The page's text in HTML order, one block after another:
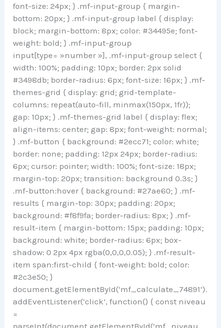
font-size: 24px; } .mf-input-group { margin-
bottom: 20px; } .mf-input-group label { display:
block; margin-bottom: 8px; color: #34495e; font-
weight: bold; } .mf-input-group
input[type= »number »], .mf-input-group select {
width: 100%; padding: 10px; border: 2px solid
#3498db; border-radius: 6px; font-size: 16px; } .mf-
themes-grid { display: grid; grid-template-
columns: repeat(auto-fill, minmax(150px, 1fr));
gap: 10px; } .mf-themes-grid label { display: flex;
align-items: center; gap: 8px; font-weight: normal;
} .mf-button { background: #2ecc71; color: white;
border: none; padding: 12px 24px; border-radius:
6px; cursor: pointer; width: 100%; font-size: 18px;
margin-top: 20px; transition: background 0.3s; }
.mf-button:hover { background: #27ae60; } .mf-
results { margin-top: 30px; padding: 20px;
background: #f8f9fa; border-radius: 8px; } .mf-
result-item { margin-bottom: 15px; padding: 10px;
background: white; border-radius: 6px; box-
shadow: 0 2px 4px rgba(0,0,0,0.05); } .mf-result-
item span:first-child { font-weight: bold; color:
#2c3e50; }
document.getElementById(‘mf_calculate_74891’).
addEventListener(‘click’, function() { const niveau
=
parseInt(document.getElementById(‘mf_niveau_